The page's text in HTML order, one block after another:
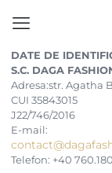
DATE DE
S.C. DAGA
Adresa:str. Agatha
CUI 35843015
J22/746/2016
E-mail:
Telefon: +40